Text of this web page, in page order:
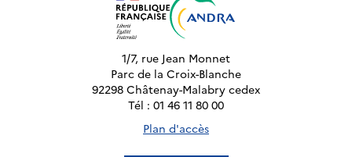
1/7, rue Jean Monnet
Parc de la Croix-Blanche
92298 Châtenay-Malabry cedex
Tél : 01 46 11 80 00
Plan d'accès